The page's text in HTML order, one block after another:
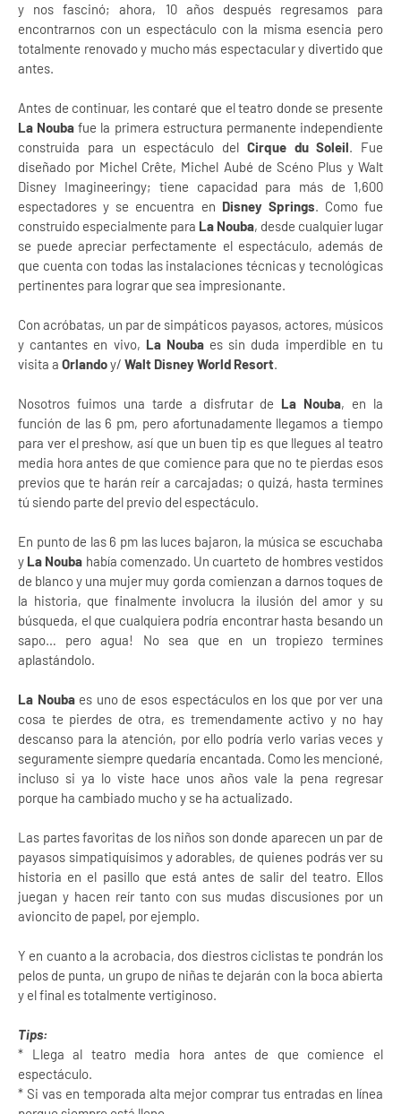
y nos fascinó; ahora, 10 años después regresamos para
encontrarnos con un espectáculo con la misma esencia pero
totalmente renovado y mucho más espectacular y divertido que
antes.
Antes de continuar, les contaré que el teatro donde se presente
La Nouba fue la primera estructura permanente independiente
construida para un espectáculo del Cirque du Soleil. Fue
diseñado por Michel Crête, Michel Aubé de Scéno Plus y Walt
Disney Imagineeringy; tiene capacidad para más de 1,600
espectadores y se encuentra en Disney Springs. Como fue
construido especialmente para La Nouba, desde cualquier lugar
se puede apreciar perfectamente el espectáculo, además de
que cuenta con todas las instalaciones técnicas y tecnológicas
pertinentes para lograr que sea impresionante.
Con acróbatas, un par de simpáticos payasos, actores, músicos
y cantantes en vivo, La Noubaes sin duda imperdible en tu
visita a Orlandoy/ Walt Disney World Resort.
Nosotros fuimos una tarde a disfrutar de La Nouba, en la
función de las 6 pm, pero afortunadamente llegamos a tiempo
para ver el preshow, así que un buen tip es que llegues al teatro
media hora antes de que comience para que no te pierdas esos
previos que te harán reír a carcajadas; o quizá, hasta termines
tú siendo parte del previo del espectáculo.
En punto de las 6 pm las luces bajaron, la música se escuchaba
y La Nouba había comenzado. Un cuarteto de hombres vestidos
de blanco y una mujer muy gorda comienzan a darnos toques de
la historia, que finalmente involucra la ilusión del amor y su
búsqueda, el que cualquiera podría encontrar hasta besando un
sapo… pero agua! No sea que en un tropiezo termines
aplastándolo.
La Noubaes uno de esos espectáculos en los que por ver una
cosa te pierdes de otra, es tremendamente activo y no hay
descanso para la atención, por ello podría verlo varias veces y
seguramente siempre quedaría encantada. Como les mencioné,
incluso si ya lo viste hace unos años vale la pena regresar
porque ha cambiado mucho y se ha actualizado.
Las partes favoritas de los niños son donde aparecen un par de
payasos simpatiquísimos y adorables, de quienes podrás ver su
historia en el pasillo que está antes de salir del teatro. Ellos
juegan y hacen reír tanto con sus mudas discusiones por un
avioncito de papel, por ejemplo.
Y en cuanto a la acrobacia, dos diestros ciclistas te pondrán los
pelos de punta, un grupo de niñas te dejarán con la boca abierta
y el final es totalmente vertiginoso.
Tips:
* Llega al teatro media hora antes de que comience el
espectáculo.
* Si vas en temporada alta mejor comprar tus entradas en línea